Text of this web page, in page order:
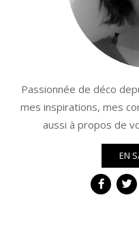
Passionnée de déco
mes inspirations, mes
aussi à propos de
EN